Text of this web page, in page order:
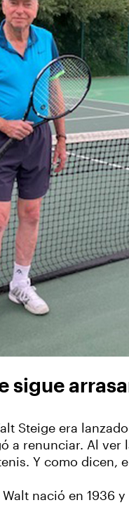
sigue
Steige era
a renunciar. Al ver
Y como dicen,
nació en 1936